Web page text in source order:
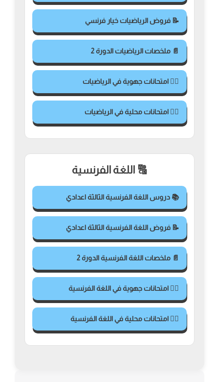
📝 فروض الرياضيات خيار فرنسي
📄 ملخصات الرياضيات الدورة 2
✍🏻 امتحانات جهوية في الرياضيات
✍🏻 امتحانات محلية في الرياضيات
🔠 اللغة الفرنسية
📚 دروس اللغة الفرنسية الثالثة اعدادي
📝 فروض اللغة الفرنسية الثالثة اعدادي
📄 ملخصات اللغة الفرنسية الدورة 2
✍🏻 امتحانات جهوية في اللغة الفرنسية
✍🏻 امتحانات محلية في اللغة الفرنسية